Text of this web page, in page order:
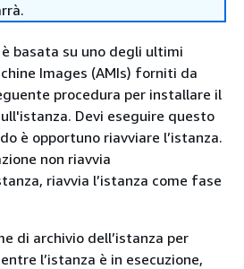
basata su uno degli ultimi
Images (AMIs) forniti da
procedura per installare il
Devi eseguire questo
è opportuno riavviare l’istanza.
non riavvia
riavvia l’istanza come fase
di archivio dell’istanza per
l’istanza è in esecuzione,